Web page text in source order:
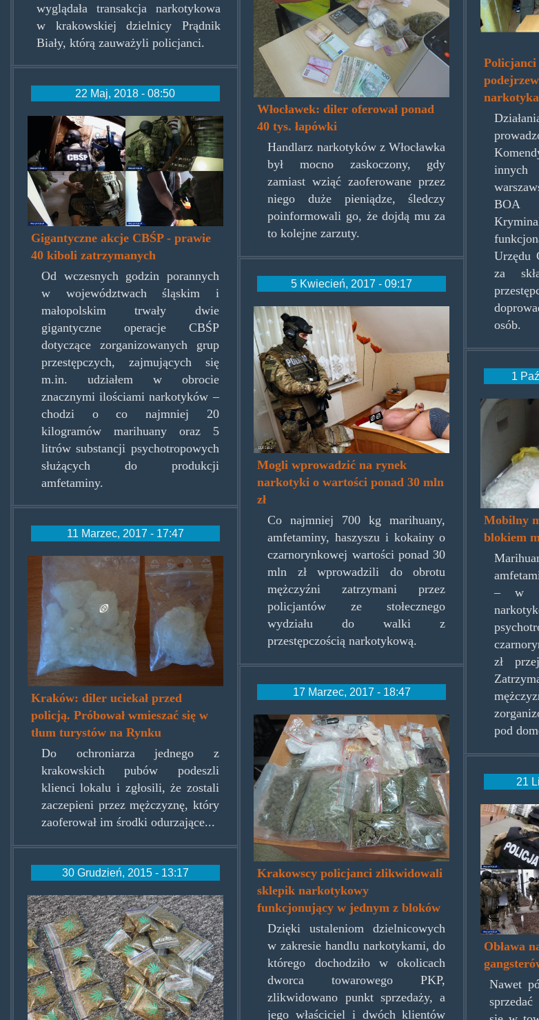
wyglądała transakcja narkotykowa
w krakowskiej dzielnicy Prądnik
Biały, którą zauważyli policjanci.
22 Maj, 2018 - 08:50
cbsp210518.jpg
Gigantyczne akcje CBŚP - prawie
40 kiboli zatrzymanych
Od wczesnych godzin porannych
w województwach śląskim i
małopolskim trwały dwie
gigantyczne operacje CBŚP
dotyczące zorganizowanych grup
przestępczych, zajmujących się
m.in. udziałem w obrocie
znacznymi ilościami narkotyków –
chodzi o co najmniej 20
kilogramów marihuany oraz 5
litrów substancji psychotropowych
służących do produkcji
amfetaminy.
11 Marzec, 2017 - 17:47
amfazkrakowskiegopubu.jpg
Kraków: diler uciekał przed
policją. Próbował wmieszać się w
tłum turystów na Rynku
Do ochroniarza jednego z
krakowskich pubów podeszli
klienci lokalu i zgłosili, że zostali
zaczepieni przez mężczyznę, który
zaoferował im środki odurzające...
30 Grudzień, 2015 - 13:17
image008.jpg
Włocławek: diler oferował ponad
40 tys. łapówki
Handlarz narkotyków z Włocławka
był mocno zaskoczony, gdy
zamiast wziąć zaoferowane przez
niego duże pieniądze, śledczy
poinformowali go, że dojdą mu za
to kolejne zarzuty.
5 Kwiecień, 2017 - 09:17
30mln050417a.jpg
Mogli wprowadzić na rynek
narkotyki o wartości ponad 30 mln
zł
Co najmniej 700 kg marihuany,
amfetaminy, haszyszu i kokainy o
czarnorynkowej wartości ponad 30
mln zł wprowadzili do obrotu
mężczyźni zatrzymani przez
policjantów ze stołecznego
wydziału do walki z
przestępczością narkotykową.
17 Marzec, 2017 - 18:47
Krakowscy policjanci zlikwidowali
sklepik narkotykowy
funkcjonujący w jednym z bloków
Dzięki ustaleniom dzielnicowych
w zakresie handlu narkotykami, do
którego dochodziło w okolicach
dworca towarowego PKP,
zlikwidowano punkt sprzedaży, a
jego właściciel i dwóch klientów
Policjanci
BOA
Urzędu
za
osób.
1
Mobilny
blokiem
– w
zł
pod
21
Obława
Nawet